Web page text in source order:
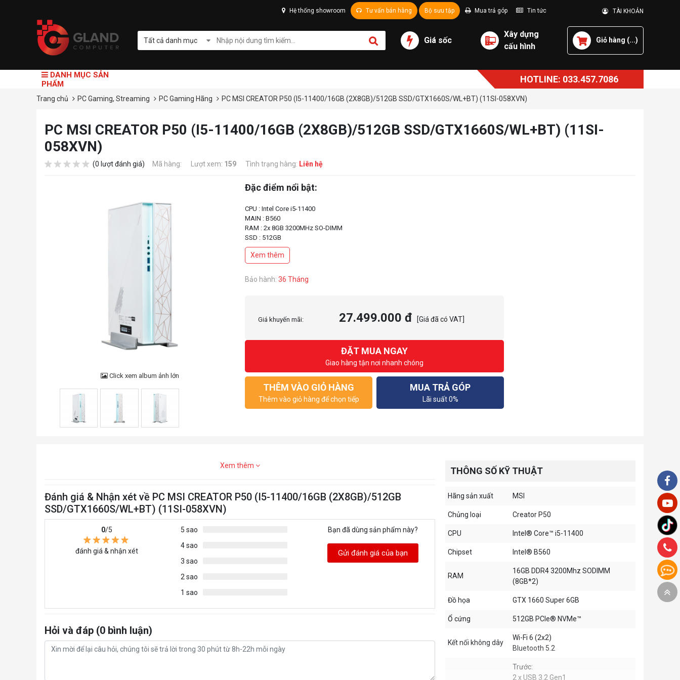
Hệ thống showroom Tư vấn bán hàng Bộ sưu tập Mua trả góp Tin tức TÀI KHOẢN
Tất cả danh mục Giá sốc
Xây dựng
cấu hình
Giỏ hàng (...)
DANH MỤC SẢN
PHẨM
HOTLINE: 033.457.7086
Trang chủ PC Gaming, Streaming PC Gaming Hãng PC MSI CREATOR P50 (I5-11400/16GB (2X8GB)/512GB SSD/GTX1660S/WL+BT) (11SI-058XVN)
PC MSI CREATOR P50 (I5-11400/16GB (2X8GB)/512GB SSD/GTX1660S/WL+BT) (11SI-
058XVN)
(0 lượt đánh giá) Mã hàng: Lượt xem: 159 Tình trạng hàng: Liên hệ
Click xem album ảnh lớn
Đặc điểm nổi bật:
CPU : Intel Core i5-11400
MAIN : B560
RAM : 2x 8GB 3200MHz SO-DIMM
SSD : 512GB
Xem thêm
Bảo hành: 36 Tháng
Giá khuyến mãi: 27.499.000 đ [Giá đã có VAT]
ĐẶT MUA NGAY
Giao hàng tận nơi nhanh chóng
THÊM VÀO GIỎ HÀNG
Thêm vào giỏ hàng để chọn tiếp
MUA TRẢ GÓP
Lãi suất 0%
Xem thêm
Đánh giá & Nhận xét về PC MSI CREATOR P50 (I5-11400/16GB (2X8GB)/512GB
SSD/GTX1660S/WL+BT) (11SI-058XVN)
0/5
đánh giá & nhận xét
5 sao
4 sao
3 sao
2 sao
1 sao
Bạn đã dùng sản phẩm này?
Gửi đánh giá của bạn
Hỏi và đáp (0 bình luận)
THÔNG SỐ KỸ THUẬT
Hãng sản xuất MSI
Chủng loại Creator P50
CPU Intel® Core™ i5-11400
Chipset Intel® B560
RAM
16GB DDR4 3200Mhz SODIMM
(8GB*2)
Đồ họa GTX 1660 Super 6GB
Ổ cứng 512GB PCIe® NVMe™
Kết nối không dây
Wi-Fi 6 (2x2)
Bluetooth 5.2
Trước:
2 x USB 3.2 Gen1